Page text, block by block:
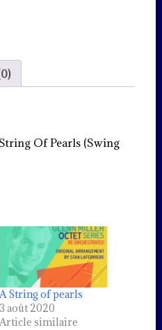
Of Pearls (Swing
A String of pearls
3 août 2020
Article similaire